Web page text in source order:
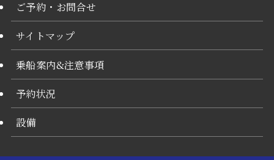
ご予約・お問合せ
サイトマップ
乗船案内&注意事項
予約状況
設備